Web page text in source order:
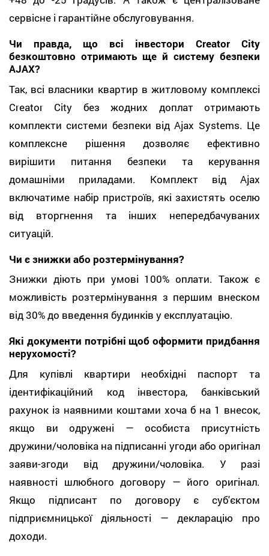
сервісне і гарантійне обслуговування.
Чи правда, що всі інвестори Creator City
безкоштовно отримають ще й систему безпеки
AJAX?
Так, всі власники квартир в житловому комплексі
Creator City без жодних доплат отримають
комплекти системи безпеки від Ajax Systems. Це
комплексне рішення дозволяє ефективно
вирішити питання безпеки та керування
домашніми приладами. Комплект від Ajax
включатиме набір пристроїв, які захистять оселю
від вторгнення та інших непередбачуваних
ситуацій.
Чи є знижки або розтермінування?
Знижки діють при умові 100% оплати. Також є
можливість розтермінування з першим внеском
від 30% до введення будинків у експлуатацію.
Які документи потрібні щоб оформити придбання
нерухомості?
Для купівлі квартири необхідні паспорт та
ідентифікаційний код інвестора, банківський
рахунок із наявними коштами хоча б на 1 внесок,
якщо ви одружені — особиста присутність
дружини/чоловіка на підписанні угоди або оригінал
заяви-згоди від дружини/чоловіка. У разі
наявності шлюбного договору — його оригінал.
Якщо підписант по договору є суб'єктом
підприємницької діяльності — декларацію про
доходи.